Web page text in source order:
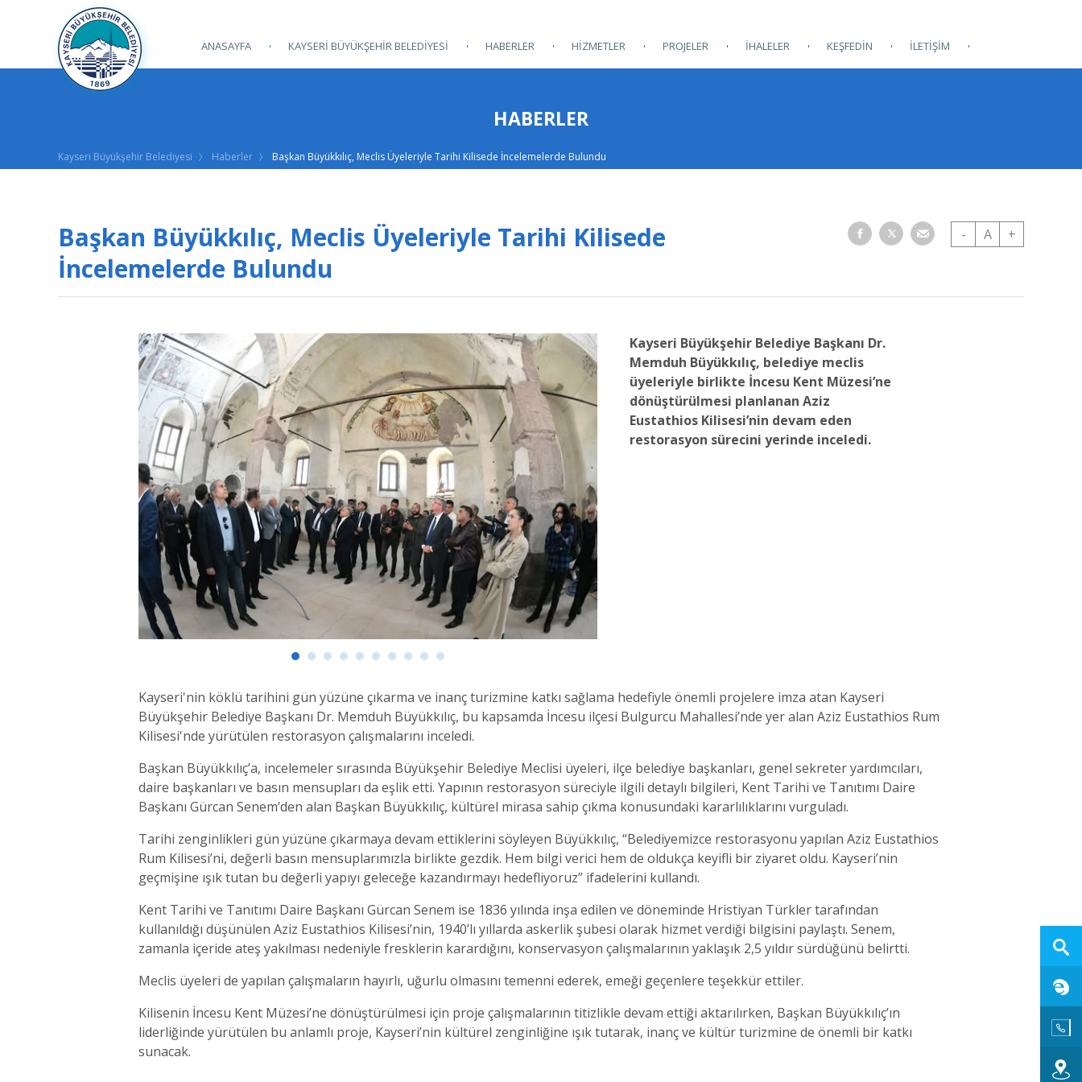
ANASAYFA KAYSERİ BÜYÜKŞEHİR BELEDİYESİ HABERLER HİZMETLER PROJELER İHALELER KEŞFEDİN İLETİŞİM
HABERLER
Kayseri Büyükşehir Belediyesi Haberler Başkan Büyükkılıç, Meclis Üyeleriyle Tarihi Kilisede İncelemelerde Bulundu
Başkan Büyükkılıç, Meclis Üyeleriyle Tarihi Kilisede
İncelemelerde Bulundu
- A +
Kayseri Büyükşehir Belediye Başkanı Dr.
Memduh Büyükkılıç, belediye meclis
üyeleriyle birlikte İncesu Kent Müzesi’ne
dönüştürülmesi planlanan Aziz
Eustathios Kilisesi’nin devam eden
restorasyon sürecini yerinde inceledi.
Kayseri'nin köklü tarihini gün yüzüne çıkarma ve inanç turizmine katkı sağlama hedefiyle önemli projelere imza atan Kayseri
Büyükşehir Belediye Başkanı Dr. Memduh Büyükkılıç, bu kapsamda İncesu ilçesi Bulgurcu Mahallesi’nde yer alan Aziz Eustathios Rum
Kilisesi'nde yürütülen restorasyon çalışmalarını inceledi.
Başkan Büyükkılıç’a, incelemeler sırasında Büyükşehir Belediye Meclisi üyeleri, ilçe belediye başkanları, genel sekreter yardımcıları,
daire başkanları ve basın mensupları da eşlik etti. Yapının restorasyon süreciyle ilgili detaylı bilgileri, Kent Tarihi ve Tanıtımı Daire
Başkanı Gürcan Senem’den alan Başkan Büyükkılıç, kültürel mirasa sahip çıkma konusundaki kararlılıklarını vurguladı.
Tarihi zenginlikleri gün yüzüne çıkarmaya devam ettiklerini söyleyen Büyükkılıç, “Belediyemizce restorasyonu yapılan Aziz Eustathios
Rum Kilisesi’ni, değerli basın mensuplarımızla birlikte gezdik. Hem bilgi verici hem de oldukça keyifli bir ziyaret oldu. Kayseri’nin
geçmişine ışık tutan bu değerli yapıyı geleceğe kazandırmayı hedefliyoruz” ifadelerini kullandı.
Kent Tarihi ve Tanıtımı Daire Başkanı Gürcan Senem ise 1836 yılında inşa edilen ve döneminde Hristiyan Türkler tarafından
kullanıldığı düşünülen Aziz Eustathios Kilisesi’nin, 1940’lı yıllarda askerlik şubesi olarak hizmet verdiği bilgisini paylaştı. Senem,
zamanla içeride ateş yakılması nedeniyle fresklerin karardığını, konservasyon çalışmalarının yaklaşık 2,5 yıldır sürdüğünü belirtti.
Meclis üyeleri de yapılan çalışmaların hayırlı, uğurlu olmasını temenni ederek, emeği geçenlere teşekkür ettiler.
Kilisenin İncesu Kent Müzesi’ne dönüştürülmesi için proje çalışmalarının titizlikle devam ettiği aktarılırken, Başkan Büyükkılıç’ın
liderliğinde yürütülen bu anlamlı proje, Kayseri’nin kültürel zenginliğine ışık tutarak, inanç ve kültür turizmine de önemli bir katkı
sunacak.